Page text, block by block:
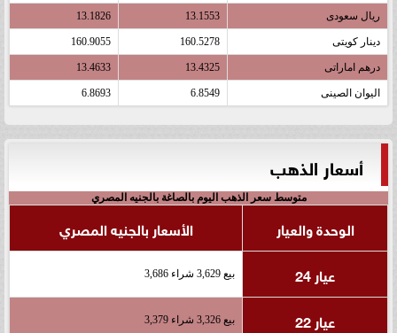
ريال سعودى 13.1553
13.1826
دينار كويتى 160.5278
160.9055
درهم اماراتى 13.4325
13.4633
اليوان الصينى 6.8549
6.8693
أسعار الذهب
متوسط سعر الذهب اليوم بالصاغة بالجنيه المصري
الوحدة والعيار
الأسعار بالجنيه المصري
عيار 24
بيع 3,629 شراء 3,686
عيار 22 بيع 3,326 شراء 3,379